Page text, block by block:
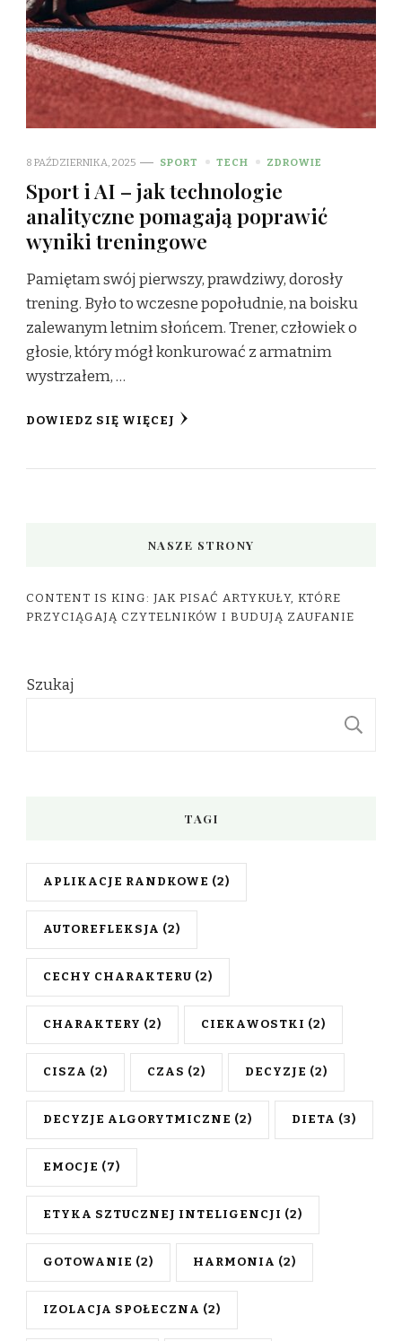
8 PAŹDZIERNIKA, 2025 SPORT TECH ZDROWIE
Sport i AI – jak technologie
analityczne pomagają poprawić
wyniki treningowe
Pamiętam swój pierwszy, prawdziwy, dorosły
trening. Było to wczesne popołudnie, na boisku
zalewanym letnim słońcem. Trener, człowiek o
głosie, który mógł konkurować z armatnim
wystrzałem, …
DOWIEDZ SIĘ WIĘCEJ
NASZE STRONY
CONTENT IS KING: JAK PISAĆ ARTYKUŁY, KTÓRE
PRZYCIĄGAJĄ CZYTELNIKÓW I BUDUJĄ ZAUFANIE
Szukaj
TAGI
APLIKACJE RANDKOWE (2)
AUTOREFLEKSJA (2)
CECHY CHARAKTERU (2)
CHARAKTERY (2) CIEKAWOSTKI (2)
CISZA (2) CZAS (2) DECYZJE (2)
DECYZJE ALGORYTMICZNE (2) DIETA (3)
EMOCJE (7)
ETYKA SZTUCZNEJ INTELIGENCJI (2)
GOTOWANIE (2) HARMONIA (2)
IZOLACJA SPOŁECZNA (2)